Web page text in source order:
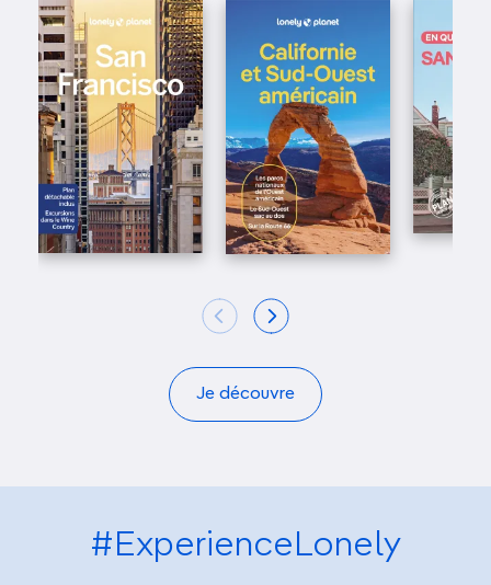
Je découvre
#ExperienceLonely